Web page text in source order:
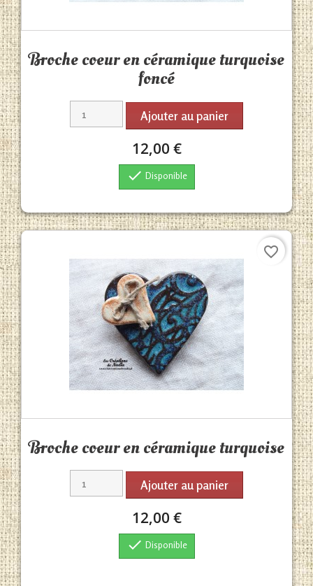
Broche coeur en céramique turquoise
foncé
Ajouter au panier
12,00 €
 Disponible
Broche coeur en céramique turquoise
Ajouter au panier
12,00 €
 Disponible
favorite_border